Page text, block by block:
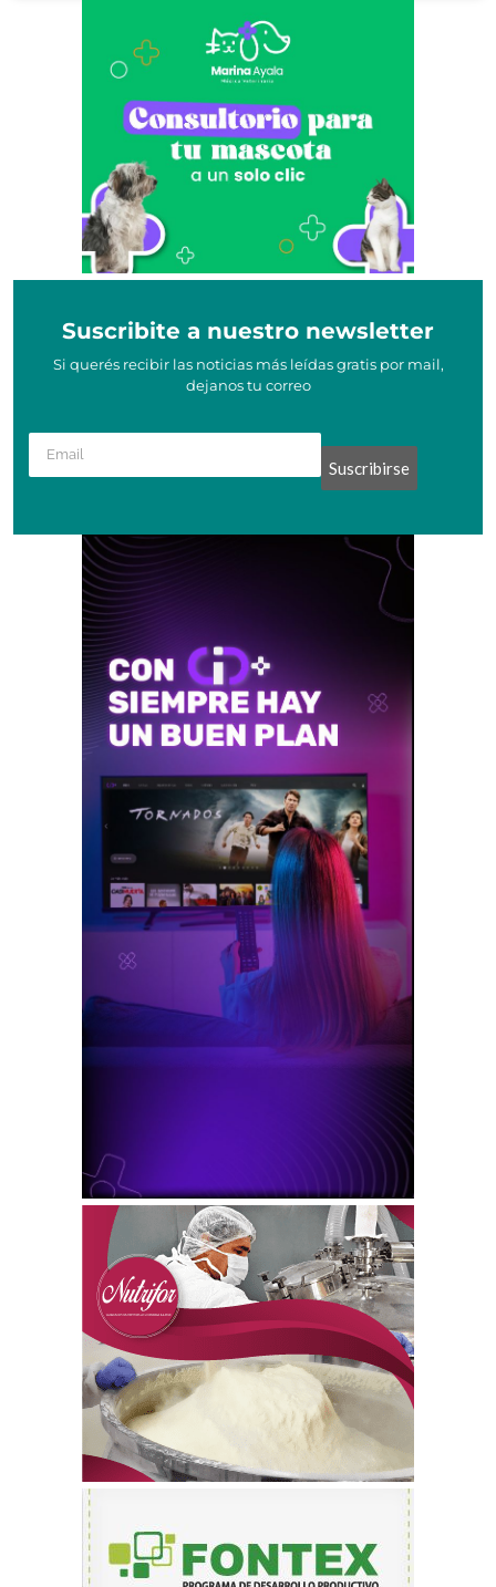
Suscribite a nuestro newsletter
Si querés recibir las noticias más leídas gratis por mail,
dejanos tu correo
Suscribirse